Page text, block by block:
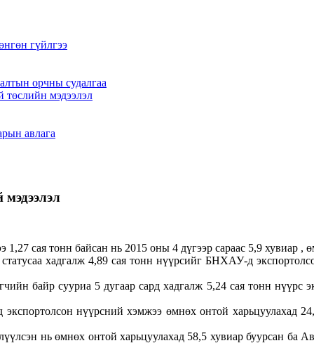
гүйлгээ
орчны судалгаа
төслийн мэдээлэл
авлага
сая тонн байсан нь 2015 оны 4 дүгээр сараас 5,9 хувиар ,
хадгалж 4,89 сая тонн нүүрсийг БНХАУ-д
байр сууриа 5 дугаар сард хадгалж 5,24 сая тонн нүүрс
нүүрсний хэмжээ өмнөх онтой харьцуулахад
нь өмнөх онтой харьцуулахад 58,5 хувиар буурсан ба